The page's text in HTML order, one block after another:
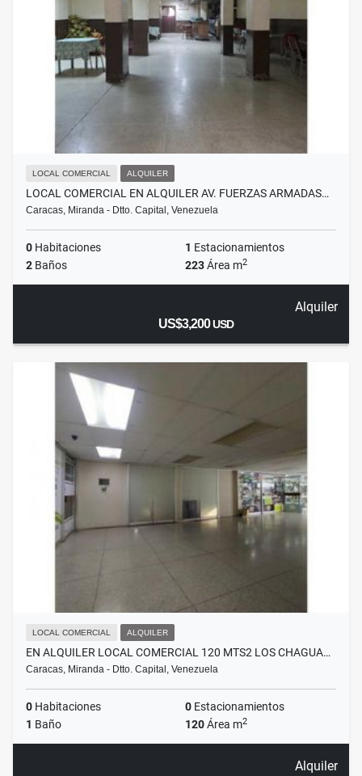
LOCAL COMERCIAL ALQUILER
LOCAL COMERCIAL EN ALQUILER AV. FUERZAS ARMADAS…
Caracas, Miranda - Dtto. Capital, Venezuela
0 Habitaciones 1 Estacionamientos
2 Baños 223Área m2
Alquiler
US$3,200USD
LOCAL COMERCIAL ALQUILER
EN ALQUILER LOCAL COMERCIAL 120 MTS2 LOS CHAGUA…
Caracas, Miranda - Dtto. Capital, Venezuela
0 Habitaciones 0 Estacionamientos
1 Baño 120Área m2
Alquiler